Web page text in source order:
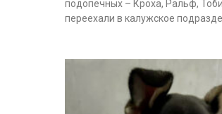
подопечных – Кроха, Ральф,
переехали в калужское